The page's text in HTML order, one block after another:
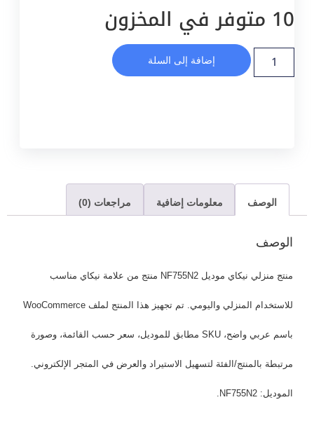
10 متوفر في المخزون
إضافة إلى السلة
الوصف معلومات إضافية مراجعات (0)
الوصف
منتج منزلي نيكاي موديل NF755N2 منتج من علامة نيكاي مناسب
للاستخدام المنزلي واليومي. تم تجهيز هذا المنتج لملف WooCommerce
باسم عربي واضح، SKU مطابق للموديل، سعر حسب القائمة، وصورة
مرتبطة بالمنتج/الفئة لتسهيل الاستيراد والعرض في المتجر الإلكتروني.
الموديل: NF755N2.